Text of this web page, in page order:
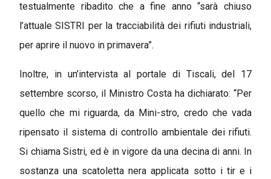
testualmente ribadito che a fine anno “sarà chiuso
l’attuale SISTRI per la tracciabilità dei rifiuti industriali,
per aprire il nuovo in primavera”.
Inoltre, in un’intervista al portale di Tiscali, del 17
settembre scorso, il Ministro Costa ha dichiarato: “Per
quello che mi riguarda, da Mini-stro, credo che vada
ripensato il sistema di controllo ambientale dei rifiuti.
Si chiama Sistri, ed è in vigore da una decina di anni. In
sostanza una scatoletta nera applicata sotto i tir e i